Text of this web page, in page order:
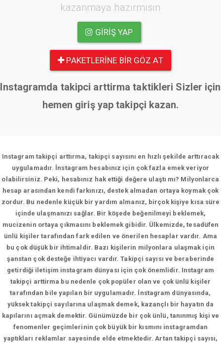
kazanmaya hazırmısın
GIRIŞ YAP
PAKETLERINE BIR GÖZ AT
Instagramda takipci arttirma taktikleri Sizler için
hemen giriş yap takipçi kazan.
Instagram takipçi arttırma, takipçi sayısını en hızlı şekilde arttıracak
uygulamadır. İnstagram hesabınız için çok fazla emek veriyor
olabilirsiniz. Peki, hesabınız hak ettiği değere ulaştı mı? Milyonlarca
hesap arasından kendi farkınızı, destek almadan ortaya koymak çok
zordur. Bu nedenle küçük bir yardım almanız, birçok kişiye kısa süre
içinde ulaşmanızı sağlar. Bir köşede beğenilmeyi beklemek,
mucizenin ortaya çıkmasını beklemek gibidir. Ülkemizde, tesadüfen
ünlü kişiler tarafından fark edilen ve önerilen hesaplar vardır. Ama
bu çok düşük bir ihtimaldir. Bazı kişilerin milyonlara ulaşmak için
şanstan çok desteğe ihtiyacı vardır. Takipçi sayısı ve beraberinde
getirdiği iletişim instagram dünyası için çok önemlidir. Instagram
takipçi arttirma bu nedenle çok popüler olan ve çok ünlü kişiler
tarafından bile yapılan bir uygulamadır. İnstagram dünyasında,
yüksek takipçi sayılarına ulaşmak demek, kazançlı bir hayatın da
kapılarını açmak demektir. Günümüzde bir çok ünlü, tanınmış kişi ve
fenomenler geçimlerinin çok büyük bir kısmını instagramdan
yaptıkları reklamlar sayesinde elde etmektedir. Artan takipçi sayısı,